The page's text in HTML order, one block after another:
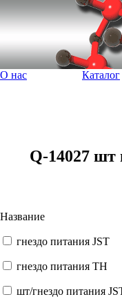
О нас Каталог
Q-14027 шт
Название
гнездо питания JST
гнездо питания TH
шт/гнездо питания